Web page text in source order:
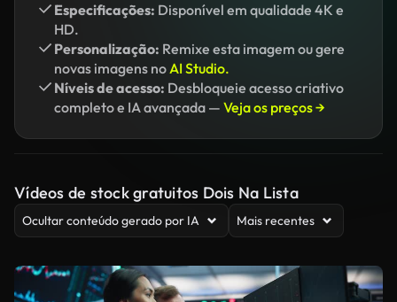
Especificações: Disponível em qualidade 4K e
HD.
Personalização: Remixe esta imagem ou gere
novas imagens noAI Studio.
Níveis de acesso: Desbloqueie acesso criativo
completo e IA avançada — Veja os preços →
Vídeos de stock gratuitos Dois Na Lista
Ocultar conteúdo gerado por IA Mais recentes